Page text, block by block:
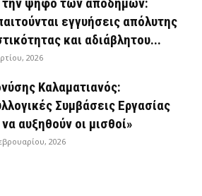
εγγυήσεις απόλυτης
και αδιάβλητου...
2026
Καλαματιανός:
Συμβάσεις Εργασίας
να αυξηθούν οι μισθοί»
2026